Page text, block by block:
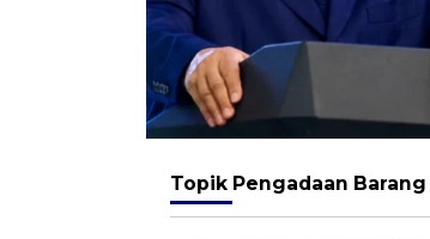
Topik Pengadaan Barang